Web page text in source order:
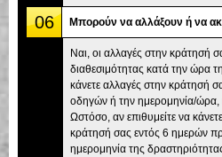
06 Μπορούν να αλλάξουν ή να
Ναι, οι αλλαγές στην κράτησή
διαθεσιμότητας κατά την ώρα
κάνετε αλλαγές στην κράτησή
οδηγών ή την ημερομηνία/ώρα,
Ωστόσο, αν επιθυμείτε να
κράτησή σας εντός 6 ημερών
ημερομηνία της